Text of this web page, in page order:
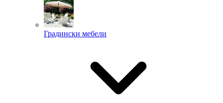
Градински мебели